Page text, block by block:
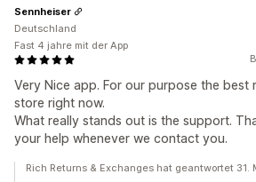
Very Nice app. For our purpose the best
store right now.
What really stands out is the support.
your help whenever we contact you.
Sennheiser
Deutschland
Fast 4 jahre mit der App
Rich Returns & Exchanges hat geantwortet 31.